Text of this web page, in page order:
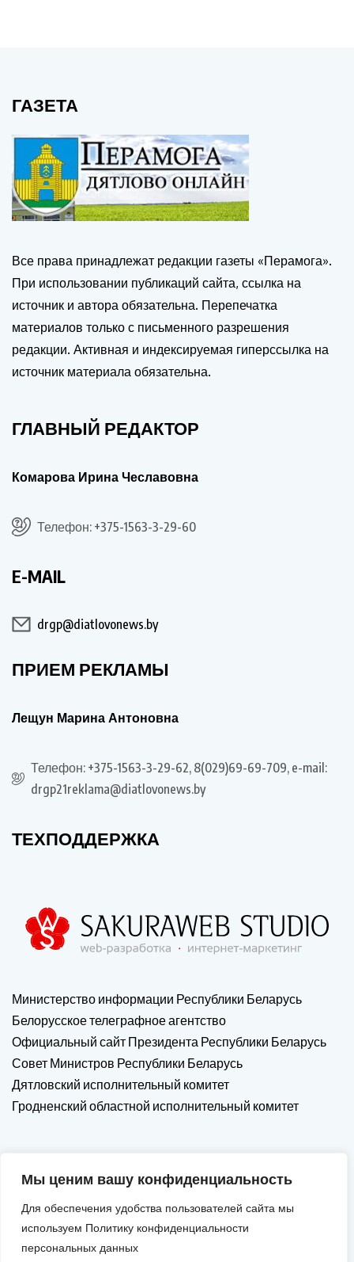
Мы ценим вашу конфиденциальность
Для обеспечения удобства пользователей сайта мы
используем Политику конфиденциальности
персональных данных
ГАЗЕТА
Все права принадлежат редакции газеты «Перамога».
При использовании публикаций сайта, ссылка на
источник и автора обязательна. Перепечатка
материалов только с письменного разрешения
редакции. Активная и индексируемая гиперссылка на
источник материала обязательна.
ГЛАВНЫЙ РЕДАКТОР
Комарова Ирина Чеславовна
Телефон: +375-1563-3-29-60
E-MAIL
drgp@diatlovonews.by
ПРИЕМ РЕКЛАМЫ
Лещун Марина Антоновна
Телефон: +375-1563-3-29-62, 8(029)69-69-709, e-mail:
drgp21reklama@diatlovonews.by
ТЕХПОДДЕРЖКА
Министерство информации Республики Беларусь
Белорусское телеграфное агентство
Официальный сайт Президента Республики Беларусь
Совет Министров Республики Беларусь
Дятловский исполнительный комитет
Гродненский областной исполнительный комитет